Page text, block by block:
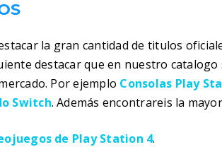
la gran cantidad de titulos
destacar que en nuestro
Por ejemplo Consolas Play
Switch. Además encontrareis la
de Play Station 4.